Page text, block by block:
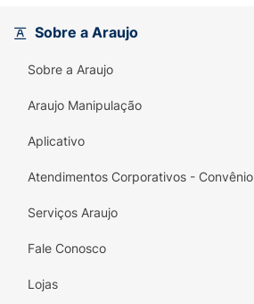
Sobre a Araujo
Sobre a Araujo
Araujo Manipulação
Aplicativo
Atendimentos Corporativos - Convênio
Serviços Araujo
Fale Conosco
Lojas